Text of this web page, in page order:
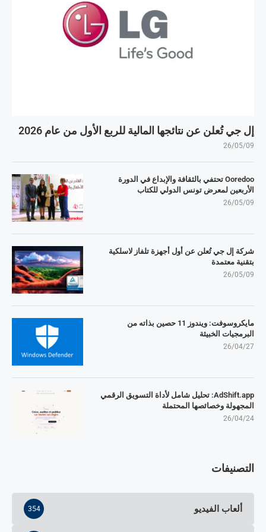
إل جي تُعلن عن نتائجها المالية للربع الأول من عام 2026
26/05/09
Ooredoo تحتفي بالثقافة والإبداع في الدورة
الأربعين لمعرض تونس الدولي للكتاب
26/05/09
شركة إل جي تُعلن عن أول أجهزة تلفاز لاسلكية
بتقنية معتمدة
26/05/09
مايكروسوفت: ويندوز 11 حصين بذاته من
البرمجيات الخبيثة
26/04/27
AdShift.app: تحليل شامل لأداة التسويق الرقمي
المجهولة وخصائصها المحتملة
26/04/24
التصنيفات
ألعاب الفيديو 354